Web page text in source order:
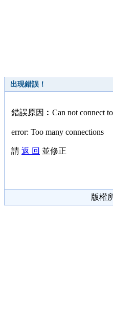
出現錯誤！
錯誤原因︰Can not connect to
error: Too many connections
請 返 回 並修正
版權